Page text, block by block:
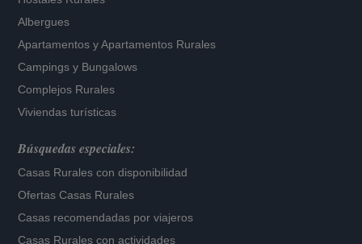
Albergues
Apartamentos yApartamentos Rurales
Campings y Bungalows
Complejos Rurales
Viviendas turísticas
Búsquedas especiales:
Casas Rurales con disponibilidad
Ofertas Casas Rurales
Casas recomendadas por viajeros
Casas Rurales con actividades